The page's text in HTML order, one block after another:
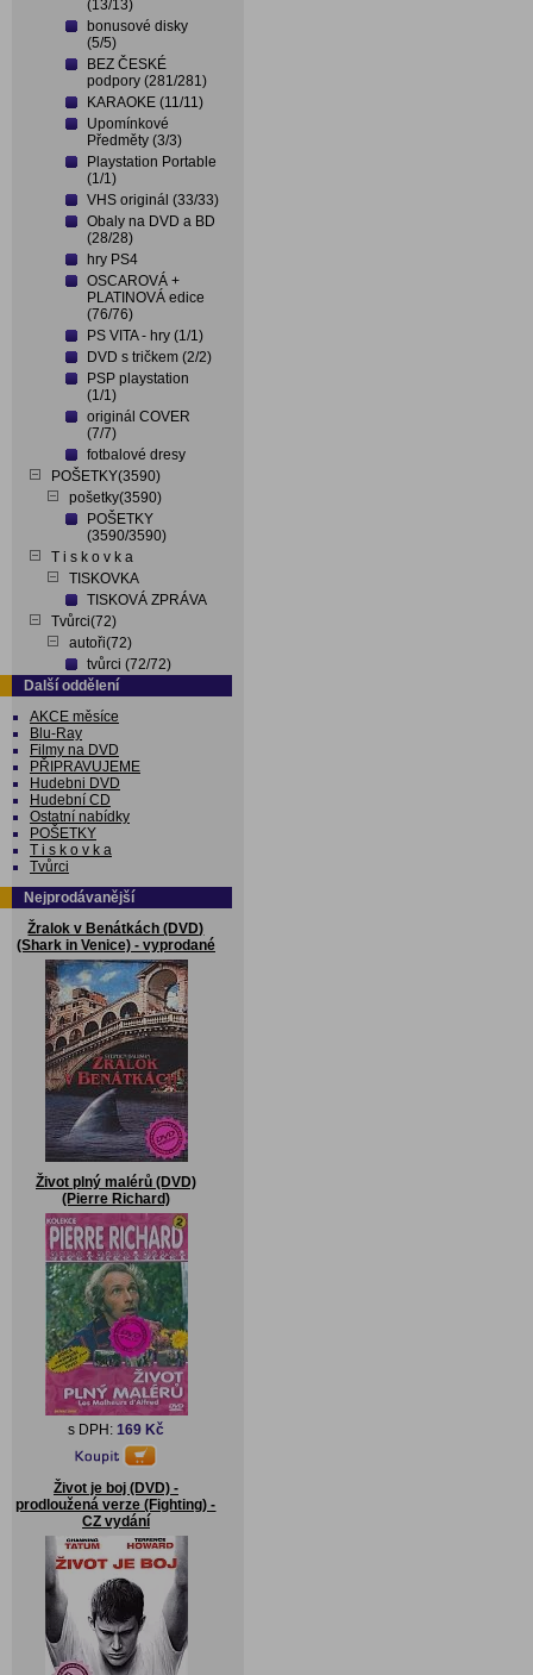
(13/13)
bonusové disky
(5/5)
BEZ ČESKÉ
podpory (281/281)
KARAOKE (11/11)
Upomínkové
Předměty (3/3)
Playstation Portable
(1/1)
VHS originál (33/33)
Obaly na DVD a BD
(28/28)
hry PS4
OSCAROVÁ +
PLATINOVÁ edice
(76/76)
PS VITA - hry (1/1)
DVD s tričkem (2/2)
PSP playstation
(1/1)
originál COVER
(7/7)
fotbalové dresy
POŠETKY(3590)
pošetky(3590)
POŠETKY
(3590/3590)
T i s k o v k a
TISKOVKA
TISKOVÁ ZPRÁVA
Tvůrci(72)
autoři(72)
tvůrci (72/72)
Další oddělení
AKCE měsíce
Blu-Ray
Filmy na DVD
PŘIPRAVUJEME
Hudebni DVD
Hudební CD
Ostatní nabídky
POŠETKY
T i s k o v k a
Tvůrci
Nejprodávanější
Žralok v Benátkách (DVD)
(Shark in Venice) - vyprodané
Život plný malérů (DVD)
(Pierre Richard)
s DPH: 169 Kč
Život je boj (DVD) -
prodloužená verze (Fighting) -
CZ vydání